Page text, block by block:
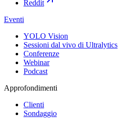
Reddit
Eventi
YOLO Vision
Sessioni dal vivo di Ultralytics
Conferenze
Webinar
Podcast
Approfondimenti
Clienti
Sondaggio